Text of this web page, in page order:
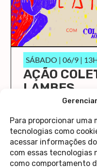
Para proporcionar uma
tecnologias como
acessar informações
com essas tecnologias
como comportamento
SÁBADO | 06/9 |
AÇÃO
LAMBES
O Cola Aqui/Stick
saiba mais